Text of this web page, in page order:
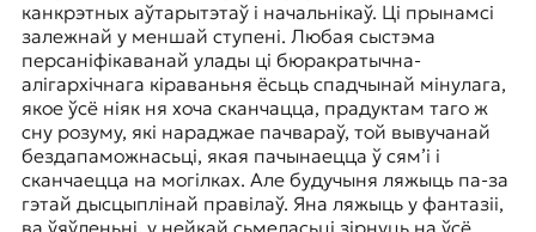
канкрэтных аўтарытэтаў і начальнікаў. Ці прынамсі
залежнай у меншай ступені. Любая сыстэма
персаніфікаванай улады ці бюракратычна-
алігархічнага кіраваньня ёсьць спадчынай мінулага,
якое ўсё ніяк ня хоча сканчацца, прадуктам таго ж
сну розуму, які нараджае пачвараў, той вывучанай
бездапаможнасьці, якая пачынаецца ў сям’і і
сканчаецца на могілках. Але будучыня ляжыць па-за
гэтай дысцыплінай правілаў. Яна ляжыць у фантазіі,